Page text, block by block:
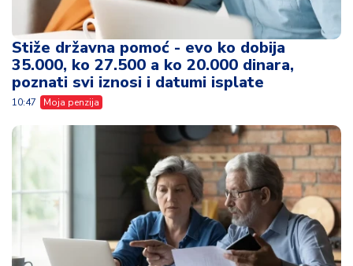
Stiže državna pomoć - evo ko dobija
35.000, ko 27.500 a ko 20.000 dinara,
poznati svi iznosi i datumi isplate
10:47 Moja penzija